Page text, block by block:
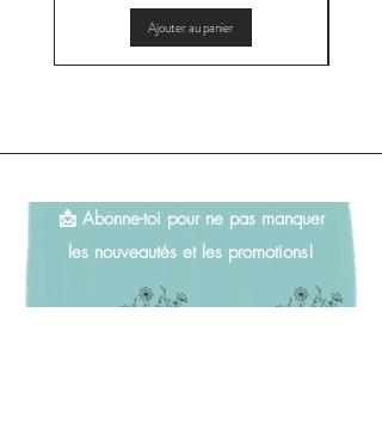
Ajouter au panier
📩 Abonne-toi pour ne pas manquer
les nouveautés et les promotions!